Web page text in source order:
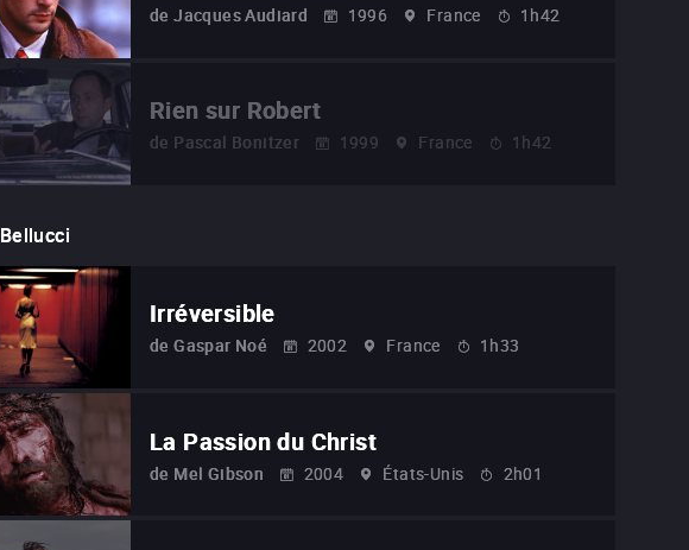
de Jacques Audiard 1996 France 1h42
Rien sur Robert
de Pascal Bonitzer 1999 France 1h42
Bellucci
Irréversible
de Gaspar Noé 2002 France 1h33
La Passion du Christ
de Mel Gibson 2004 États-Unis 2h01